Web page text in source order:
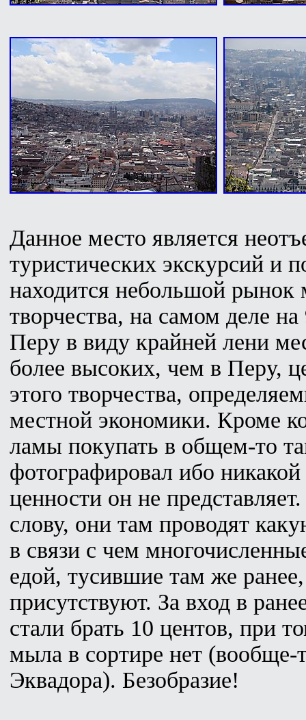
Данное место является
туристических экскурсий и
находится небольшой рынок
творчества, на самом деле
Перу в виду крайней лени
более высоких, чем в Перу,
этого творчества,
местной экономики. Кроме
ламы покупать в общем-то
фотографировал ибо
ценности он не
слову, они там проводят
в связи с чем
едой, тусившие там же
присутствуют. За вход в
стали брать 10 центов, при
мыла в сортире нет (вообще-
Эквадора). Безобразие!